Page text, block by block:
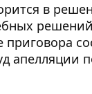
в
апелляции